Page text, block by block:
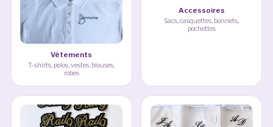
Vêtements
T-shirts, polos, vestes, blouses,
robes
Accessoires
Sacs, casquettes, bonnets,
pochettes